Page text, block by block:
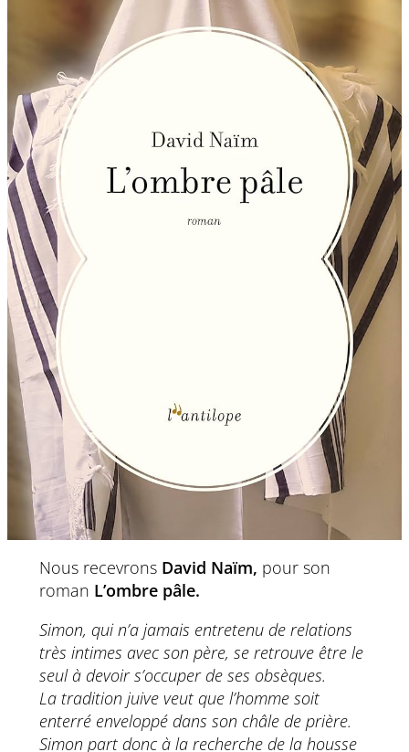
Nous recevrons David Naïm, pour son
roman L’ombre pâle.
Simon, qui n’a jamais entretenu de relations
très intimes avec son père, se retrouve être le
seul à devoir s’occuper de ses obsèques.
La tradition juive veut que l’homme soit
enterré enveloppé dans son châle de prière.
Simon part donc à la recherche de la housse